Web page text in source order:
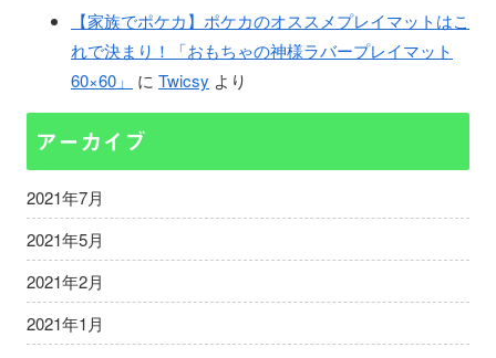
【家族でポケカ】ポケカのオススメプレイマットはこ
れで決まり！「おもちゃの神様ラバープレイマット
60×60」
に Twicsy より
アーカイブ
2021年7月
2021年5月
2021年2月
2021年1月